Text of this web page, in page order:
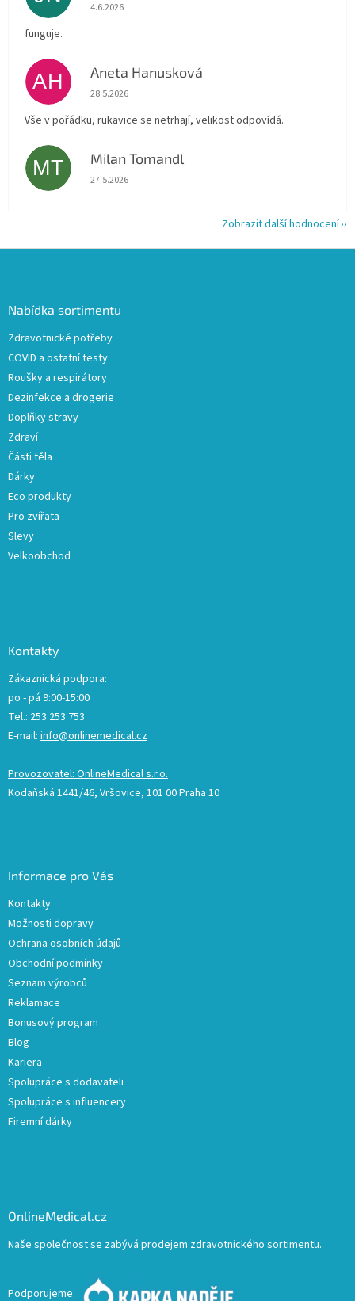
Hodnocení obchodu je 5 z 5 hvězdiček.
4.6.2026
funguje.
AH Aneta Hanusková
Hodnocení obchodu je 5 z 5 hvězdiček.
28.5.2026
Vše v pořádku, rukavice se netrhají, velikost odpovídá.
MT Milan Tomandl
Hodnocení obchodu je 5 z 5 hvězdiček.
27.5.2026
Zobrazit další hodnocení
Nabídka sortimentu
Zdravotnické potřeby
COVID a ostatní testy
Roušky a respirátory
Dezinfekce a drogerie
Doplňky stravy
Zdraví
Části těla
Dárky
Eco produkty
Pro zvířata
Slevy
Velkoobchod
Kontakty
Zákaznická podpora:
po - pá 9:00-15:00
Tel.: 253 253 753
E-mail: info@onlinemedical.cz
Provozovatel: OnlineMedical s.r.o.
Kodaňská 1441/46, Vršovice, 101 00 Praha 10
Informace pro Vás
Kontakty
Možnosti dopravy
Ochrana osobních údajů
Obchodní podmínky
Seznam výrobců
Reklamace
Bonusový program
Blog
Kariera
Spolupráce s dodavateli
Spolupráce s influencery
Firemní dárky
OnlineMedical.cz
Naše společnost se zabývá prodejem zdravotnického sortimentu.
Podporujeme: